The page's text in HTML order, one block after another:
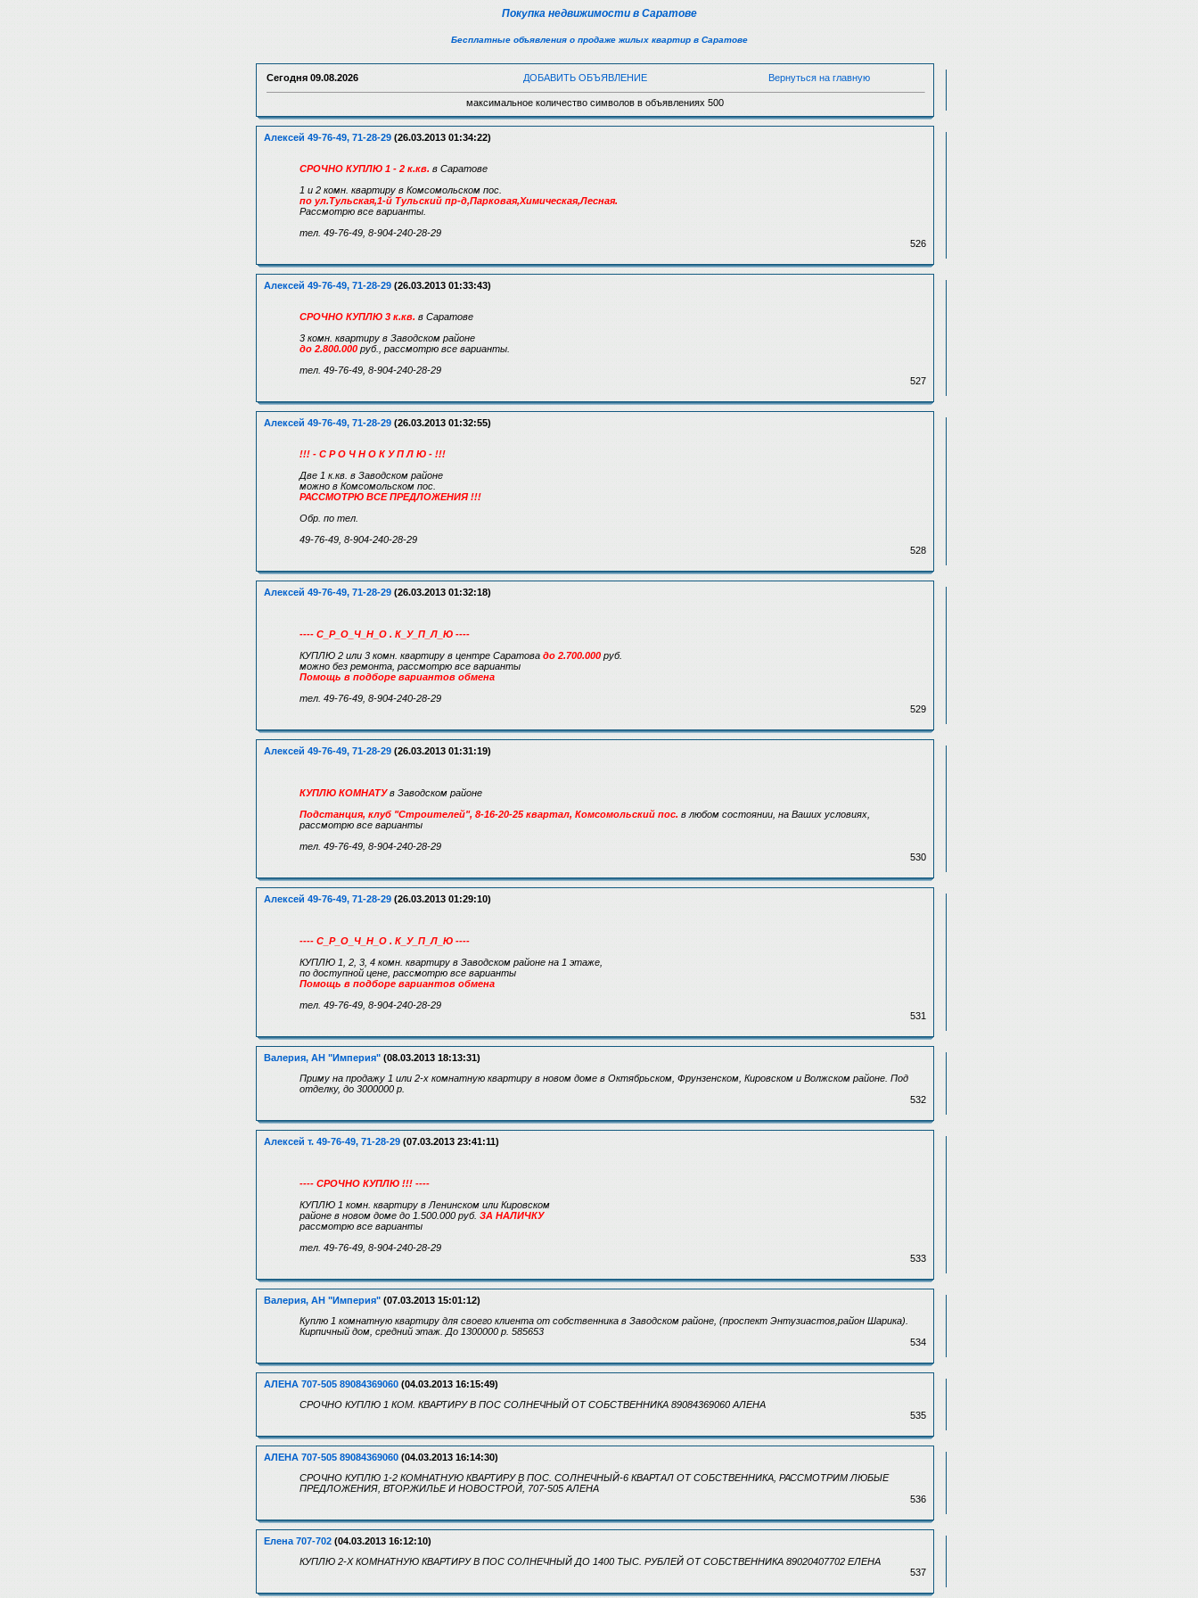
Покупка недвижимости в Саратове
Бесплатные объявления о продаже жилых квартир в Саратове
Сегодня 09.08.2026 ДОБАВИТЬ ОБЪЯВЛЕНИЕ Вернуться на главную
максимальное количество символов в объявлениях 500
Алексей 49-76-49, 71-28-29 (26.03.2013 01:34:22)
СРОЧНО КУПЛЮ 1 - 2 к.кв. в Саратове
1 и 2 комн. квартиру в Комсомольском пос.
по ул.Тульская,1-й Тульский пр-д,Парковая,Химическая,Лесная.
Рассмотрю все варианты.
тел. 49-76-49, 8-904-240-28-29
526
Алексей 49-76-49, 71-28-29 (26.03.2013 01:33:43)
СРОЧНО КУПЛЮ 3 к.кв. в Саратове
3 комн. квартиру в Заводском районе
до 2.800.000 руб., рассмотрю все варианты.
тел. 49-76-49, 8-904-240-28-29
527
Алексей 49-76-49, 71-28-29 (26.03.2013 01:32:55)
!!! - С Р О Ч Н О К У П Л Ю - !!!
Две 1 к.кв. в Заводском районе
можно в Комсомольском пос.
РАССМОТРЮ ВСЕ ПРЕДЛОЖЕНИЯ !!!
Обр. по тел.
49-76-49, 8-904-240-28-29
528
Алексей 49-76-49, 71-28-29 (26.03.2013 01:32:18)
---- С_Р_О_Ч_Н_О . К_У_П_Л_Ю ----
КУПЛЮ 2 или 3 комн. квартиру в центре Саратова до 2.700.000 руб.
можно без ремонта, рассмотрю все варианты
Помощь в подборе вариантов обмена
тел. 49-76-49, 8-904-240-28-29
529
Алексей 49-76-49, 71-28-29 (26.03.2013 01:31:19)
КУПЛЮ КОМНАТУв Заводском районе
Подстанция, клуб "Строителей", 8-16-20-25 квартал, Комсомольский пос. в любом состоянии, на Ваших условиях,
рассмотрю все варианты
тел. 49-76-49, 8-904-240-28-29
530
Алексей 49-76-49, 71-28-29 (26.03.2013 01:29:10)
---- С_Р_О_Ч_Н_О . К_У_П_Л_Ю ----
КУПЛЮ 1, 2, 3, 4 комн. квартиру в Заводском районе на 1 этаже,
по доступной цене, рассмотрю все варианты
Помощь в подборе вариантов обмена
тел. 49-76-49, 8-904-240-28-29
531
Валерия, АН "Империя" (08.03.2013 18:13:31)
Приму на продажу 1 или 2-х комнатную квартиру в новом доме в Октябрьском, Фрунзенском, Кировском и Волжском районе. Под
отделку, до 3000000 р.
532
Алексей т. 49-76-49, 71-28-29 (07.03.2013 23:41:11)
---- СРОЧНО КУПЛЮ !!! ----
КУПЛЮ 1 комн. квартиру в Ленинском или Кировском
районе в новом доме до 1.500.000 руб. ЗА НАЛИЧКУ
рассмотрю все варианты
тел. 49-76-49, 8-904-240-28-29
533
Валерия, АН "Империя" (07.03.2013 15:01:12)
Куплю 1 комнатную квартиру для своего клиента от собственника в Заводском районе, (проспект Энтузиастов,район Шарика).
Кирпичный дом, средний этаж. До 1300000 р. 585653
534
АЛЕНА 707-505 89084369060 (04.03.2013 16:15:49)
СРОЧНО КУПЛЮ 1 КОМ. КВАРТИРУ В ПОС СОЛНЕЧНЫЙ ОТ СОБСТВЕННИКА 89084369060 АЛЕНА
535
АЛЕНА 707-505 89084369060 (04.03.2013 16:14:30)
СРОЧНО КУПЛЮ 1-2 КОМНАТНУЮ КВАРТИРУ В ПОС. СОЛНЕЧНЫЙ-6 КВАРТАЛ ОТ СОБСТВЕННИКА, РАССМОТРИМ ЛЮБЫЕ
ПРЕДЛОЖЕНИЯ, ВТОР.ЖИЛЬЕ И НОВОСТРОЙ, 707-505 АЛЕНА
536
Елена 707-702 (04.03.2013 16:12:10)
КУПЛЮ 2-Х КОМНАТНУЮ КВАРТИРУ В ПОС СОЛНЕЧНЫЙ ДО 1400 ТЫС. РУБЛЕЙ ОТ СОБСТВЕННИКА 89020407702 ЕЛЕНА
537